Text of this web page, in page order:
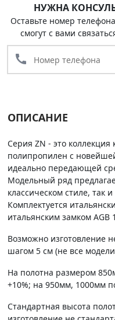
НУЖНА
Оставьте номер
смогут с вами
call
ОПИСАНИЕ
Серия ZN - это
полипропилен с
идеально передающей
Модельный ряд
классическом стиле, так
Комплектуется
итальянским замком AGB
Возможно изготовление
шагом 5 см (не все
На полотна размером
+10%; на 950мм, 1000мм
Стандартная высота